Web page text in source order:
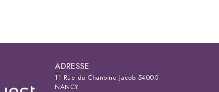
ADRESSE
11 Rue du Chanoine Jacob 54000
NANCY